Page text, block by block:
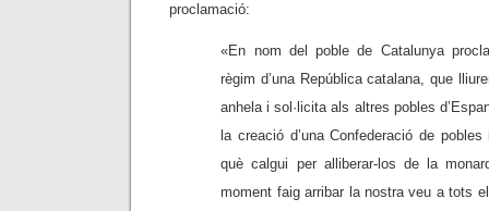
proclamació:
«En nom del poble de Catalunya
règim d’una República catalana, que
anhela i sol·licita als altres pobles
la creació d’una Confederació de
què calgui per alliberar-los de la
moment faig arribar la nostra veu a tots